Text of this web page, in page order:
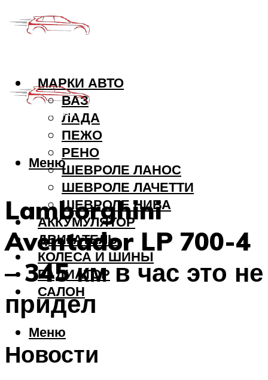
МАРКИ АВТО
ВАЗ
ЛАДА
ПЕЖО
РЕНО
ШЕВРОЛЕ ЛАНОС
ШЕВРОЛЕ ЛАЧЕТТИ
ШЕВРОЛЕ НИВА
АККУМУЛЯТОР
ДВИГАТЕЛЬ
КОЛЕСА И ШИНЫ
РАДИАТОР
САЛОН
Меню
Меню
Lamborghini
Aventador LP 700-4
– 345 км в час это не
придел
Новости